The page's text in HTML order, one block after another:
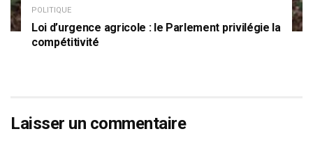
POLITIQUE
Loi d’urgence agricole : le Parlement privilégie la
compétitivité
Laisser un commentaire